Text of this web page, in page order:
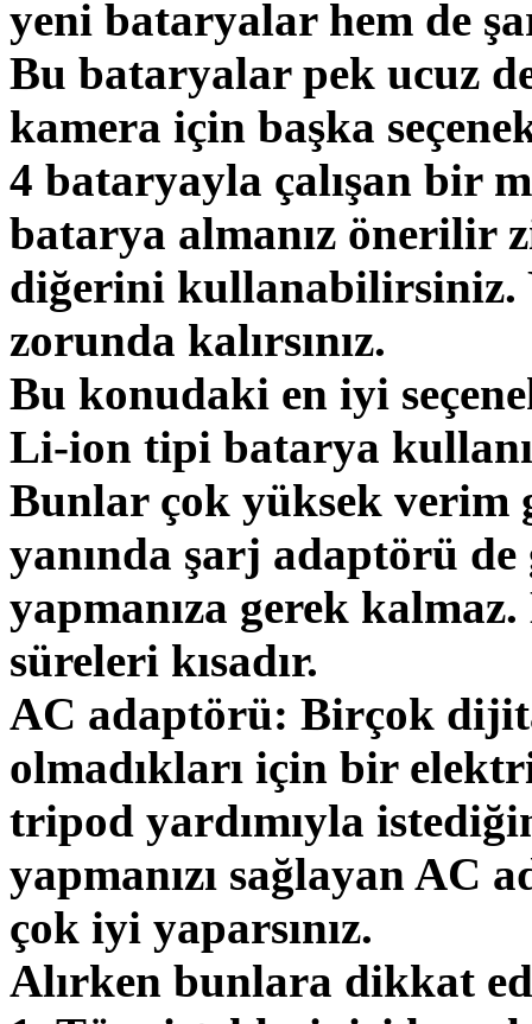
yeni bataryalar hem de
Bu bataryalar pek ucuz
kamera için başka
4 bataryayla çalışan bir
batarya almanız önerilir
diğerini kullanabilirsiniz.
zorunda kalırsınız.
Bu konudaki en iyi
Li-ion tipi batarya
Bunlar çok yüksek verim
yanında şarj adaptörü
yapmanıza gerek
süreleri kısadır.
AC adaptörü: Birçok
olmadıkları için bir
tripod yardımıyla
yapmanızı sağlayan AC
çok iyi yaparsınız.
Alırken bunlara dikkat